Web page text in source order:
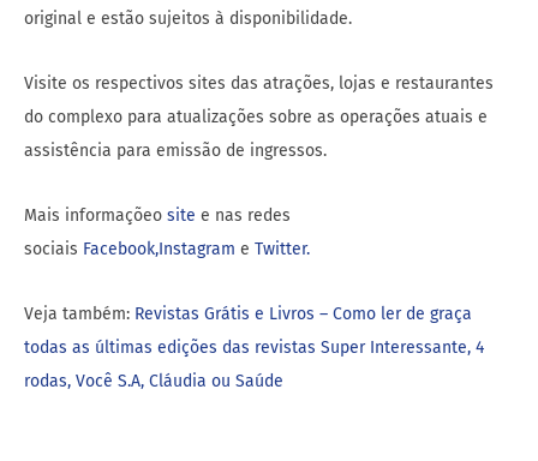
original e estão sujeitos à disponibilidade.
Visite os respectivos sites das atrações, lojas e restaurantes
do complexo para atualizações sobre as operações atuais e
assistência para emissão de ingressos.
Mais informaçõeo site e nas redes
sociais Facebook,Instagram e Twitter.
Veja também: Revistas Grátis e Livros – Como ler de graça
todas as últimas edições das revistas Super Interessante, 4
rodas, Você S.A, Cláudia ou Saúde